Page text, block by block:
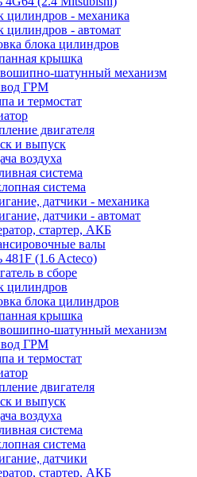
цилиндров - механика
цилиндров - автомат
блока цилиндров
крышка
шатунный механизм
ГРМ
и термостат
двигателя
и выпуск
воздуха
система
система
датчики - механика
датчики - автомат
стартер, АКБ
валы
481F (1.6 Acteco)
в сборе
цилиндров
блока цилиндров
крышка
шатунный механизм
ГРМ
и термостат
двигателя
и выпуск
воздуха
система
система
датчики
стартер, АКБ